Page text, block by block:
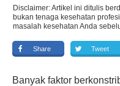
Disclaimer: Artikel ini ditulis
bukan tenaga kesehatan
masalah kesehatan Anda
Share Tweet
Banyak faktor